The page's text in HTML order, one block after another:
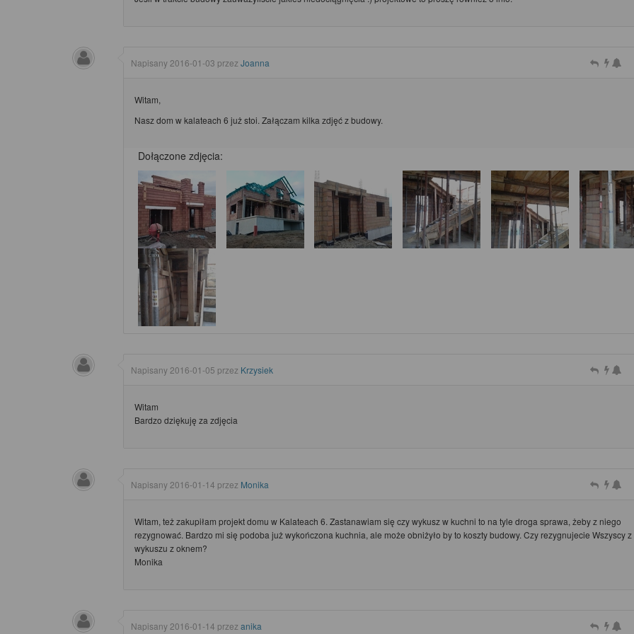
Napisany 2016-01-03 przez Joanna
Witam,
Nasz dom w kalateach 6 już stoi. Załączam kilka zdjęć z budowy.
Dołączone zdjęcia:
Napisany 2016-01-05 przez Krzysiek
Witam
Bardzo dziękuję za zdjęcia
Napisany 2016-01-14 przez Monika
Witam, też zakupiłam projekt domu w Kalateach 6. Zastanawiam się czy wykusz w kuchni to na tyle droga sprawa, żeby z niego
rezygnować. Bardzo mi się podoba już wykończona kuchnia, ale może obniżyło by to koszty budowy. Czy rezygnujecie Wszyscy
wykuszu z oknem?
Monika
Napisany 2016-01-14 przez anika